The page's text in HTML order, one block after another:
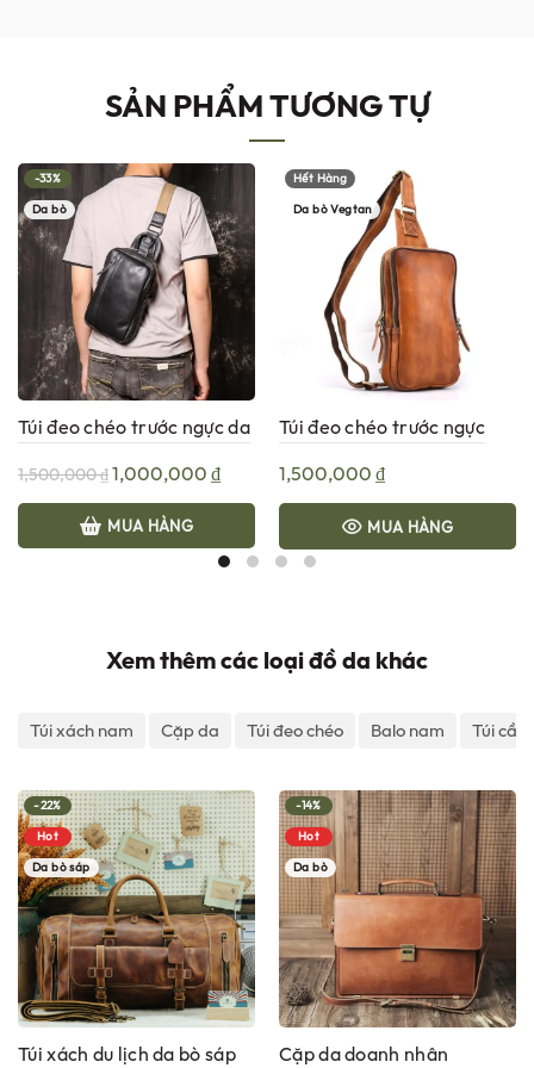
SẢN PHẨM TƯƠNG TỰ
-33%
Da bò
Túi đeo chéo trước ngực da
1,500,000₫Giá
gốc
là:
1,500,000 ₫.
1,000,000₫Giá
hiện
là:
MUA HÀNG
Hết Hàng
Da bò Vegtan
Túi đeo chéo trước ngực
1,500,000₫
MUA HÀNG
Xem thêm các loại đồ da khác
Túi xách nam Cặp da Túi đeo chéo Balo nam Túi
-22%
Hot
Da bò sáp
Túi xách du lịch da bò sáp
-14%
Hot
Da bò
Cặp da doanh nhân